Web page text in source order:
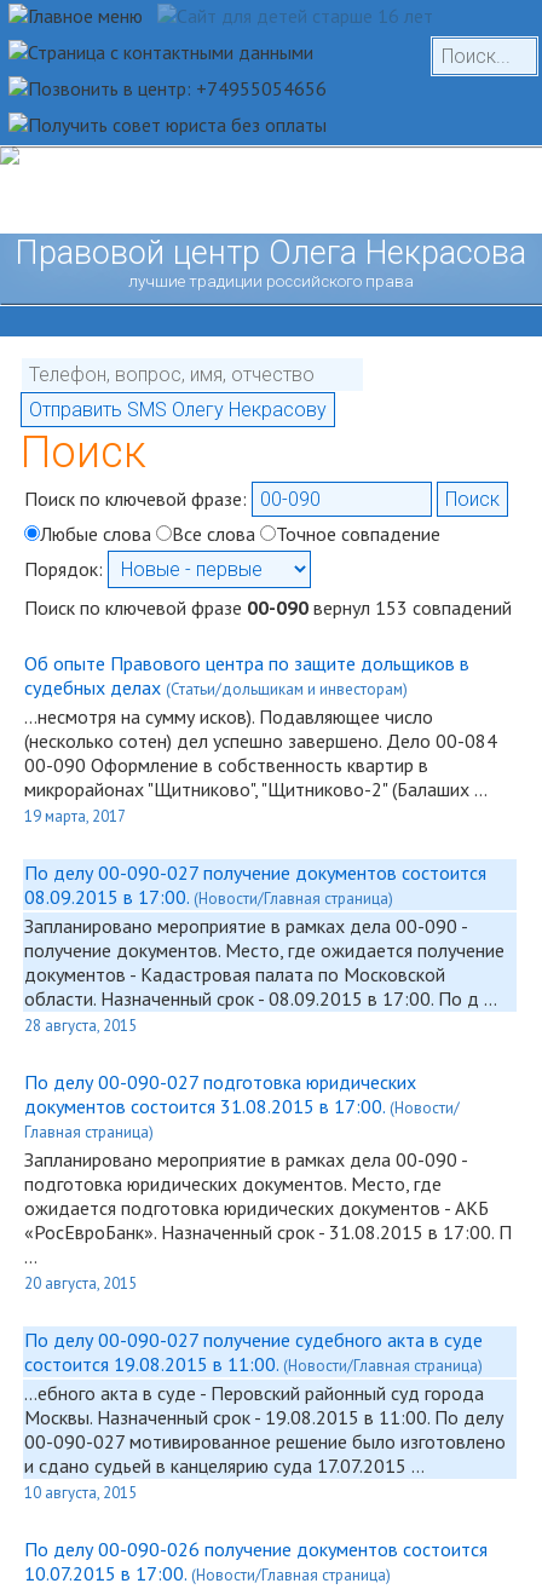
Правовой центр Олега Некрасова
лучшие традиции российского права
Поиск
Поиск по ключевой фразе:
Любые слова
Все слова
Точное совпадение
Порядок:
Поиск по ключевой фразе 00-090 вернул 153 совпадений
Об опыте Правового центра по защите дольщиков в
судебных делах (Статьи/дольщикам и инвесторам)
...несмотря на сумму исков). Подавляющее число
(несколько сотен) дел успешно завершено. Дело 00-084
00-090 Оформление в собственность квартир в
микрорайонах "Щитниково", "Щитниково-2" (Балаших …
19 марта, 2017
По делу 00-090-027 получение документов состоится
08.09.2015 в 17:00. (Новости/Главная страница)
Запланировано мероприятие в рамках дела 00-090 -
получение документов. Место, где ожидается получение
документов - Кадастровая палата по Московской
области. Назначенный срок - 08.09.2015 в 17:00. По д …
28 августа, 2015
По делу 00-090-027 подготовка юридических
документов состоится 31.08.2015 в 17:00. (Новости/
Главная страница)
Запланировано мероприятие в рамках дела 00-090 -
подготовка юридических документов. Место, где
ожидается подготовка юридических документов - АКБ
«РосЕвроБанк». Назначенный срок - 31.08.2015 в 17:00. П
…
20 августа, 2015
По делу 00-090-027 получение судебного акта в суде
состоится 19.08.2015 в 11:00. (Новости/Главная страница)
...ебного акта в суде - Перовский районный суд города
Москвы. Назначенный срок - 19.08.2015 в 11:00. По делу
00-090-027 мотивированное решение было изготовлено
и сдано судьей в канцелярию суда 17.07.2015 …
10 августа, 2015
По делу 00-090-026 получение документов состоится
10.07.2015 в 17:00. (Новости/Главная страница)